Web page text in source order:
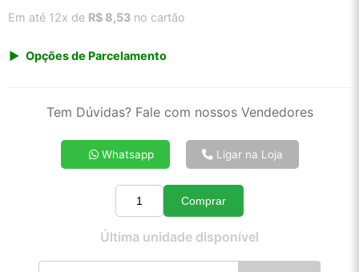
Em até 12x de R$ 8,53 no cartão
Opções de Parcelamento
2x de R$ 47,70
4x de R$ 24,20
5x de R$ 19,49
10x de R$ 10,08
Tem Dúvidas? Fale com nossos Vendedores
Whatsapp Ligar na Loja
Quantidade
Comprar
Última unidade disponível